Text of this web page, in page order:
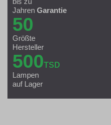
Jahren Garantie
50
Größte
Hersteller
500TSD
Lampen
auf Lager